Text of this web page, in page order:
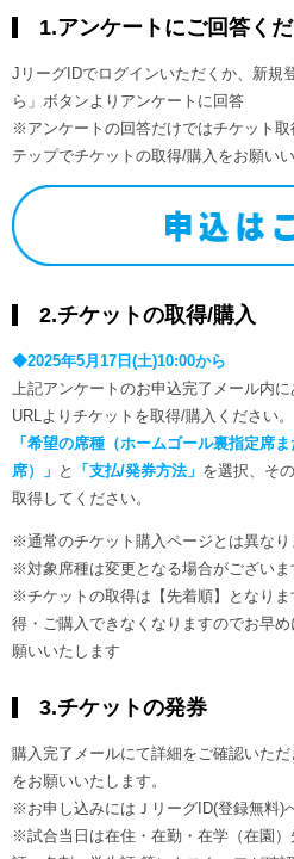
1.アンケートにご回答く
JリーグIDでログインいただくか、新規
ら」ボタンよりアンケートに回答
※アンケートの回答だけではチケット
テップでチケットの取得/購入をお願いい
2.チケットの取得/購入
◆2025年5月17日(土)10:00から
上記アンケートのお申込完了メール内
URLよりチケットを取得/購入ください。
「希望の席種（ホームゴール裏指定席
席）」 と 「支払/発券方法」 を選択、そ
取得してください。
※通常のチケット購入ページとは異な
※対象席種は変更となる場合がございま
※チケットの取得は【先着順】となり
得・ご購入できなくなりますのでお早
願いいたします
3.チケットの発券
購入完了メールにて詳細をご確認いた
をお願いいたします。
※お申し込みにはＪリーグID(登録無料)
※試合当日は在住・在勤・在学（在園